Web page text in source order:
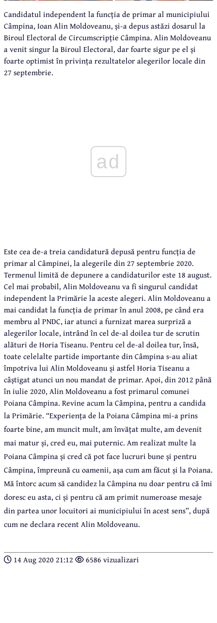
Candidatul independent la funcția de primar al municipiului
Câmpina, Ioan Alin Moldoveanu, și-a depus astăzi dosarul la
Biroul Electoral de Circumscripție Câmpina. Alin Moldoveanu
a venit singur la Biroul Electoral, dar foarte sigur pe el și
foarte optimist în privința rezultatelor alegerilor locale din
27 septembrie.
ad
Este cea de-a treia candidatură depusă pentru funcția de
primar al Câmpinei, la alegerile din 27 septembrie 2020.
Termenul limită de depunere a candidaturilor este 18 august.
Cel mai probabil, Alin Moldoveanu va fi singurul candidat
independent la Primărie la aceste alegeri. Alin Moldoveanu a
mai candidat la funcția de primar în anul 2008, pe când era
membru al PNDC, iar atunci a furnizat marea surpriză a
alegerilor locale, intrând în cel de-al doilea tur de scrutin
alături de Horia Tiseanu. Pentru cel de-al doilea tur, însă,
toate celelalte partide importante din Câmpina s-au aliat
împotriva lui Alin Moldoveanu și astfel Horia Tiseanu a
câștigat atunci un nou mandat de primar. Apoi, din 2012 până
în iulie 2020, Alin Moldoveanu a fost primarul comunei
Poiana Câmpina. Revine acum la Câmpina, pentru a candida
la Primărie. “Experiența de la Poiana Câmpina mi-a prins
foarte bine, am muncit mult, am învățat multe, am devenit
mai matur și, cred eu, mai puternic. Am realizat multe la
Poiana Câmpina și cred că pot face lucruri bune și pentru
Câmpina, împreună cu oamenii, așa cum am făcut și la Poiana.
Mă întorc acum să candidez la Câmpina nu doar pentru că îmi
doresc eu asta, ci și pentru că am primit numeroase mesaje
din partea unor locuitori ai municipiului în acest sens”, după
cumne declara recent Alin Moldoveanu.
14 Aug 2020 21:12 6586 vizualizari